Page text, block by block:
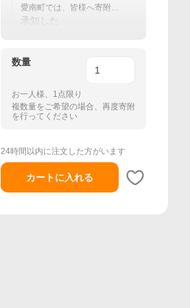
愛南町では、皆様へ寄附金
受領証明書とワンストップ
承知した
数量
お一人様、1点限り
複数量をご希望の場合、再度寄附
を行ってください
24時間以内に注文した方がいます
カートに入れる